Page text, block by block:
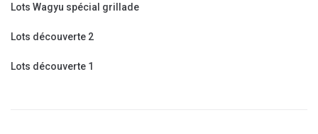
Lots Wagyu spécial grillade
Lots découverte 2
Lots découverte 1